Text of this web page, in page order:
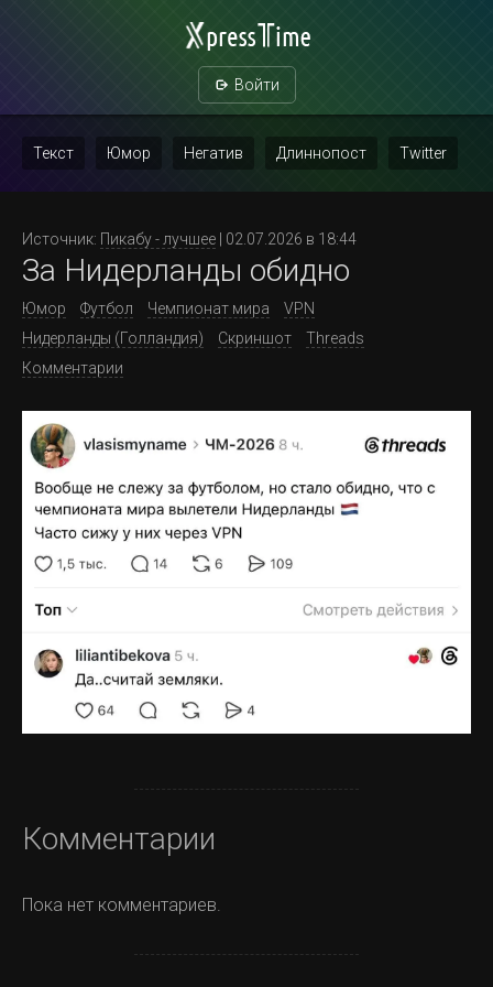
Войти
Текст Юмор Негатив Длиннопост Twitter
Повтор
Источник: Пикабу - лучшее | 02.07.2026 в 18:44
За Нидерланды обидно
Юмор Футбол Чемпионат мира
VPN
Нидерланды (Голландия)
Скриншот
Threads
Комментарии
Комментарии
Пока нет комментариев.